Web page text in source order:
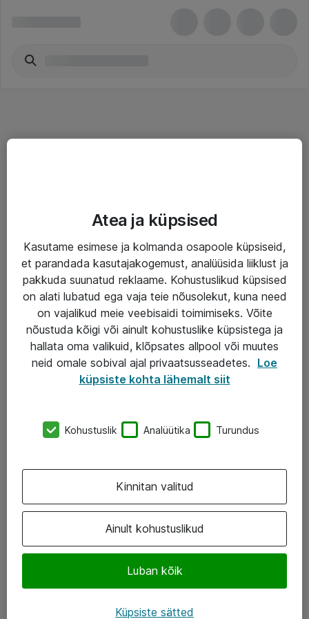
Haldusteenused
Garantii
Turva- ja nõrkvoolulahendused
AS ATEA
+372 659 3591
Järvevana tee 7b, 10112 Tallinn
Facebook
Atea ja küpsised
Kasutame esimese ja kolmanda osapoole küpsiseid,
et parandada kasutajakogemust, analüüsida liiklust ja
pakkuda suunatud reklaame. Kohustuslikud küpsised
on alati lubatud ega vaja teie nõusolekut, kuna need
on vajalikud meie veebisaidi toimimiseks. Võite
nõustuda kõigi või ainult kohustuslike küpsistega ja
hallata oma valikuid, klõpsates allpool või muutes
neid omale sobival ajal privaatsusseadetes. Loe
küpsiste kohta lähemalt siit
Kohustuslik Analüütika Turundus
Ainult kohustuslikud
Luban kõik
Kinnitan valitud
Küpsiste sätted